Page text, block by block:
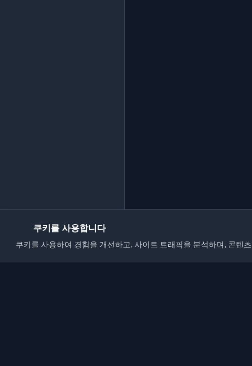
쿠키를 사용합니다
쿠키를 사용하여 경험을 개선하고, 사이트 트래픽을 분석하며, 콘텐